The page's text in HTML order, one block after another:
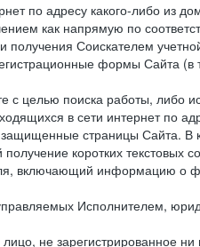
по адресу какого-либо из
как напрямую по
Соискателем
формы Сайта
целью поиска работы, либо
в сети интернет по
страницы Сайта. В
коротких текстовых
включающий информацию о
Исполнителем,
не зарегистрированное